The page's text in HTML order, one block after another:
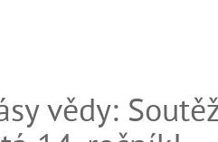
vědy: